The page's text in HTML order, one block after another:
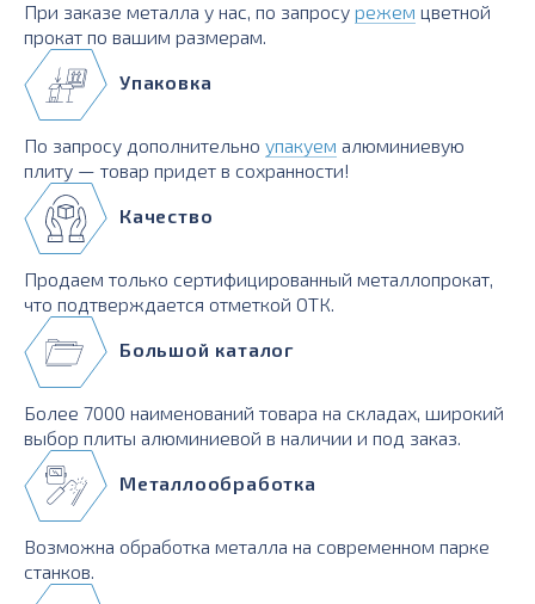
При заказе металла у нас, по запросу режем цветной
прокат по вашим размерам.
Упаковка
По запросу дополнительно упакуем алюминиевую
плиту — товар придет в сохранности!
Качество
Продаем только сертифицированный металлопрокат,
что подтверждается отметкой ОТК.
Большой каталог
Более 7000 наименований товара на складах, широкий
выбор плиты алюминиевой в наличии и под заказ.
Металлообработка
Возможна обработка металла на современном парке
станков.